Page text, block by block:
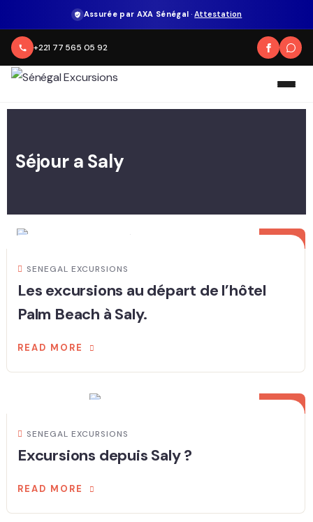
Assurée par AXA Sénégal ·Attestation
+221 77 565 05 92
Séjour a Saly
SENEGAL EXCURSIONS
Les excursions au départ de l’hôtel
Palm Beach à Saly.
READ MORE
01
SENEGAL EXCURSIONS
Excursions depuis Saly ?
READ MORE
28